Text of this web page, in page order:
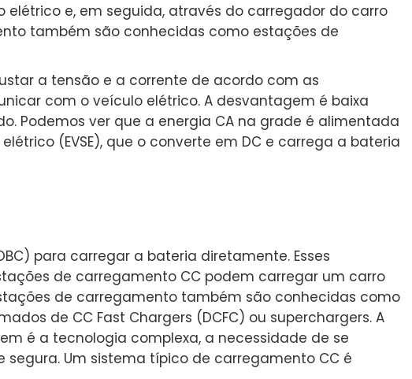
e, em seguida, através do carregador do carro
também são conhecidas como estações de
a tensão e a corrente de acordo com as
com o veículo elétrico. A desvantagem é baixa
Podemos ver que a energia CA na grade é alimentada
(EVSE), que o converte em DC e carrega a bateria
para carregar a bateria diretamente. Esses
de carregamento CC podem carregar um carro
de carregamento também são conhecidas como
de CC Fast Chargers (DCFC) ou superchargers. A
é a tecnologia complexa, a necessidade de se
Um sistema típico de carregamento CC é